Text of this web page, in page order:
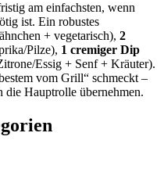
am einfachsten, wenn
ist. Ein robustes
+ vegetarisch), 2
Pilze), 1 cremiger Dip
Essig + Senf + Kräuter).
vom Grill“ schmeckt –
die Hauptrolle übernehmen.